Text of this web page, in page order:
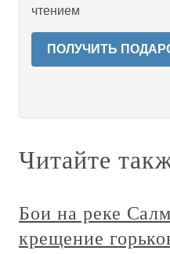
чтением
ПОЛУЧИТЬ
Читайте
Бои на реке
крещение